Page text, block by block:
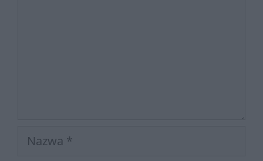
Nazwa